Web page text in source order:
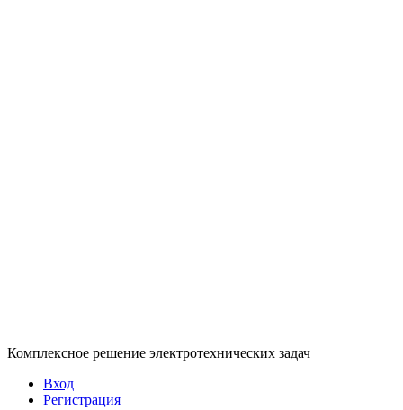
Комплексное решение электротехнических задач
Вход
Регистрация